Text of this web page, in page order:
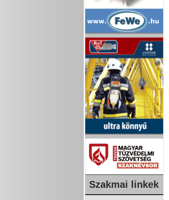
Szakmai linkek